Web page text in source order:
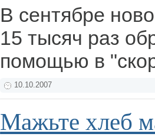
В сентябре
15 тысяч раз
помощью в
10.10.2007
Мажьте хлеб